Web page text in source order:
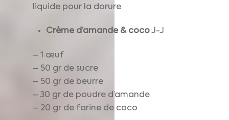
liquide pour la dorure
Crème d’amande & cocoJ-J
– 1 œuf
– 50 gr de sucre
– 50 gr de beurre
– 30 gr de poudre d’amande
– 20 gr de farine de coco